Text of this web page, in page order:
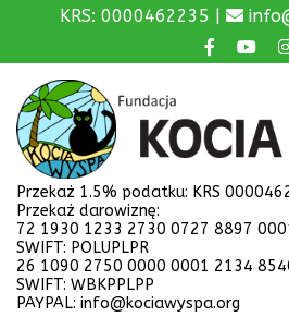
KRS: 0000462235 |
Przekaż 1.5% podatku: KRS
Przekaż darowiznę:
72 1930 1233 2730 0727 8897
SWIFT: POLUPLPR
26 1090 2750 0000 0001 2134
SWIFT: WBKPPLPP
PAYPAL: info@kociawyspa.org